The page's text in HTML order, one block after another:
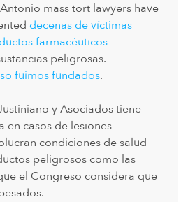
mass tort lawyers have
decenas de víctimas
farmacéuticos
peligrosas.
fuimos fundados.
y Asociados tiene
en casos de lesiones
condiciones de salud
peligrosos como las
el Congreso considera que